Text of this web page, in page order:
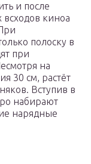
и после
всходов киноа
полоску в
при
на
30 см, растёт
Вступив в
набирают
нарядные